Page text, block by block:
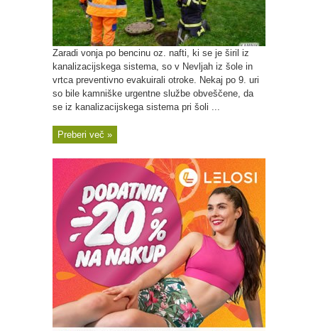
Zaradi vonja po bencinu oz. nafti, ki se je širil iz
kanalizacijskega sistema, so v Nevljah iz šole in
vrtca preventivno evakuirali otroke. Nekaj po 9. uri
so bile kamniške urgentne službe obveščene, da
se iz kanalizacijskega sistema pri šoli ...
Preberi več »